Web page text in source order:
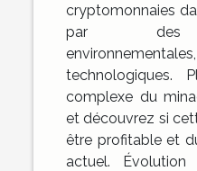
cryptomonnaies
par des
technologiques.
complexe du
et découvrez si
être profitable et
actuel.